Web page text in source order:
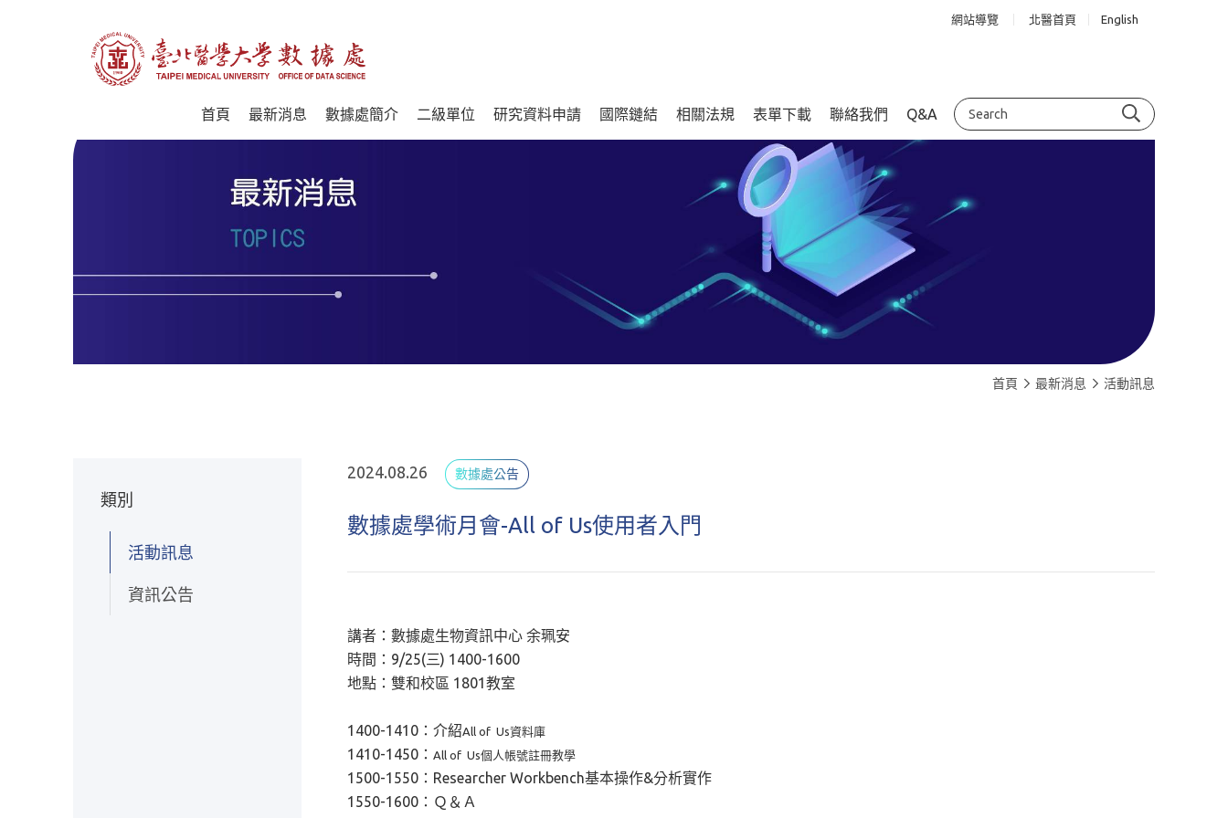
網站導覽 北醫首頁 English
首頁 最新消息 數據處簡介 二級單位 研究資料申請 國際鏈結 相關法規 表單下載 聯絡我們 Q&A
首頁 最新消息 活動訊息
類別
活動訊息
資訊公告
2024.08.26 數據處公告
數據處學術月會-All of Us使用者入門
講者：數據處生物資訊中心 余珮安
時間：9/25(三) 1400-1600
地點：雙和校區 1801教室
1400-1410：介紹All of Us資料庫
1410-1450： All of Us個人帳號註冊教學
1500-1550：Researcher Workbench基本操作&分析實作
1550-1600：Ｑ＆Ａ